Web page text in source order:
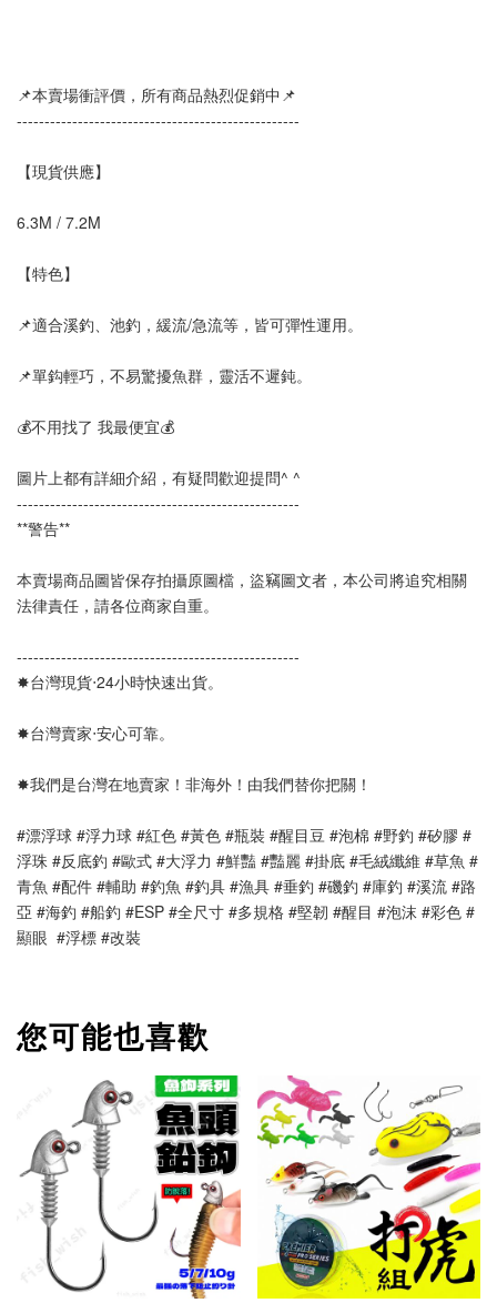
📌本賣場衝評價，所有商品熱烈促銷中📌
---------------------------------------------------
【現貨供應】
6.3M / 7.2M
【特色】
📌適合溪釣、池釣，緩流/急流等，皆可彈性運用。
📌單鈎輕巧，不易驚擾魚群，靈活不遲鈍。
💰不用找了 我最便宜💰
圖片上都有詳細介紹，有疑問歡迎提問^ ^
---------------------------------------------------
**警告**
本賣場商品圖皆保存拍攝原圖檔，盜竊圖文者，本公司將追究相關
法律責任，請各位商家自重。
---------------------------------------------------
✸台灣現貨‧24小時快速出貨。
✸台灣賣家‧安心可靠。
✸我們是台灣在地賣家！非海外！由我們替你把關！
#漂浮球 #浮力球 #紅色 #黃色 #瓶裝 #醒目豆 #泡棉 #野釣 #矽膠 #
浮珠 #反底釣 #歐式 #大浮力 #鮮豔 #豔麗 #掛底 #毛絨纖維 #草魚 #
青魚 #配件 #輔助 #釣魚 #釣具 #漁具 #垂釣 #磯釣 #庫釣 #溪流 #路
亞 #海釣 #船釣 #ESP #全尺寸 #多規格 #堅韌 #醒目 #泡沫 #彩色 #
顯眼  #浮標 #改裝
您可能也喜歡